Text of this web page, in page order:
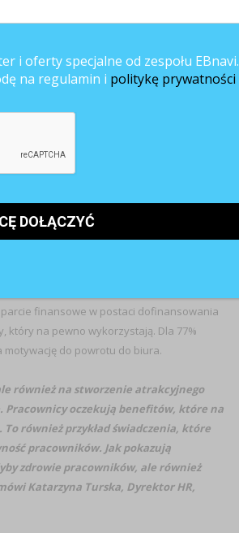
pracownicy faktycznie potrzebują. Ten
z inwestycji. Źle dopasowane świadczenia
nakłady okażą się przepalonym
wartość. Nowy „złoty standard” wśród
finansowe w postaci dofinansowania
który na pewno wykorzystają. Dla 77%
do powrotu do biura.
również na stworzenie atrakcyjnego
Pracownicy oczekują benefitów, które na
również przykład świadczenia, które
pracowników. Jak pokazują
zdrowie pracowników, ale również
Katarzyna Turska, Dyrektor HR,
i oferty specjalne od zespołu EBnavi.
na regulamin i politykę prywatności